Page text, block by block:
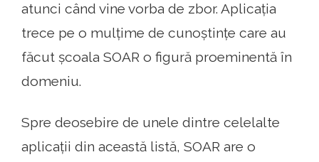
atunci când vine vorba de zbor. Aplicația
trece pe o mulțime de cunoștințe care au
făcut școala SOAR o figură proeminentă în
domeniu.
Spre deosebire de unele dintre celelalte
aplicații din această listă, SOAR are o